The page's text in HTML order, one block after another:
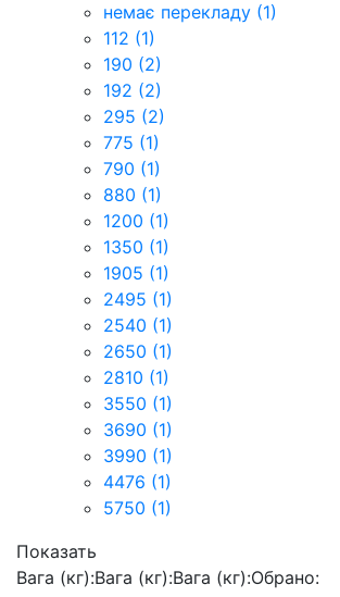
немає перекладу (1)
112 (1)
190 (2)
192 (2)
295 (2)
775 (1)
790 (1)
880 (1)
1200 (1)
1350 (1)
1905 (1)
2495 (1)
2540 (1)
2650 (1)
2810 (1)
3550 (1)
3690 (1)
3990 (1)
4476 (1)
5750 (1)
Показать
Вага (кг):Вага (кг):Вага (кг):Обрано: